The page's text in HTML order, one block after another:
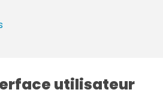
utilisateur